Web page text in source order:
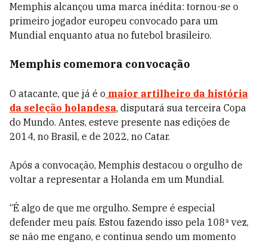
Memphis alcançou uma marca inédita: tornou-se o
primeiro jogador europeu convocado para um
Mundial enquanto atua no futebol brasileiro.
Memphis comemora convocação
O atacante, que já é o maior artilheiro da história
da seleção holandesa, disputará sua terceira Copa
do Mundo. Antes, esteve presente nas edições de
2014, no Brasil, e de 2022, no Catar.
Após a convocação, Memphis destacou o orgulho de
voltar a representar a Holanda em um Mundial.
“É algo de que me orgulho. Sempre é especial
defender meu país. Estou fazendo isso pela 108ª vez,
se não me engano, e continua sendo um momento